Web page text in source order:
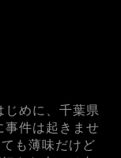
じめに、千葉県
事件は起きませ
も薄味だけど